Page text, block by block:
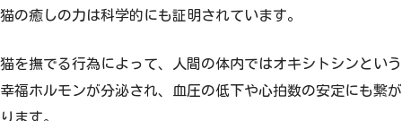
猫の癒しの力は科学的にも証明されています。
猫を撫でる行為によって、人間の体内ではオキシトシンという
幸福ホルモンが分泌され、血圧の低下や心拍数の安定にも繋が
ります。